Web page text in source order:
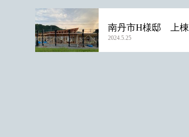
南丹市H様邸 上棟
2024.5.25